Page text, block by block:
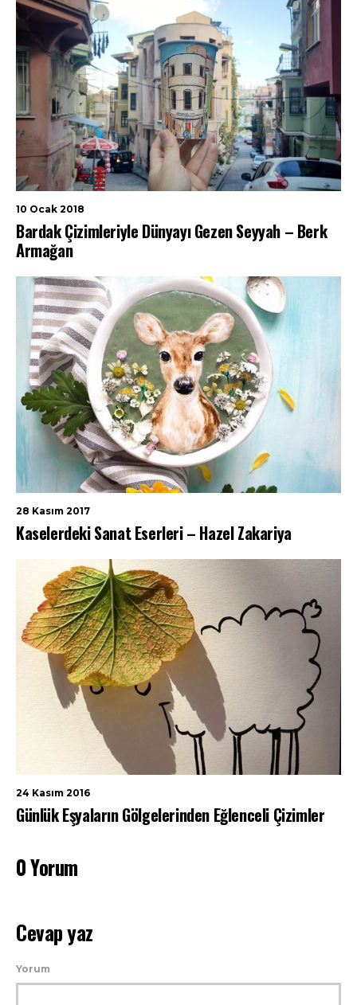
10 Ocak 2018
Bardak Çizimleriyle Dünyayı Gezen Seyyah – Berk
Armağan
28 Kasım 2017
Kaselerdeki Sanat Eserleri – Hazel Zakariya
24 Kasım 2016
Günlük Eşyaların Gölgelerinden Eğlenceli Çizimler
0 Yorum
Cevap yaz
Yorum